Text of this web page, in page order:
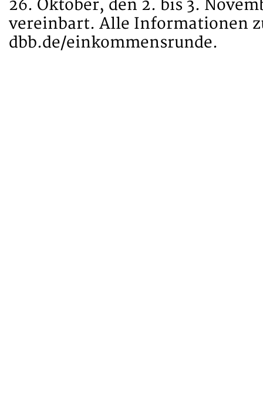
26. Oktober, den 2. bis 3.
vereinbart. Alle Informationen
dbb.de/einkommensrunde.